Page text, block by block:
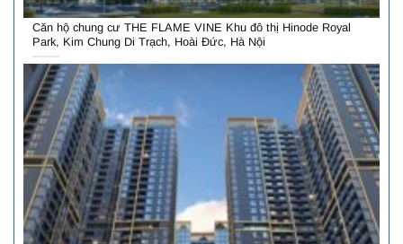
Căn hộ chung cư THE FLAME VINE Khu đô thị Hinode Royal
Park, Kim Chung Di Trạch, Hoài Đức, Hà Nội